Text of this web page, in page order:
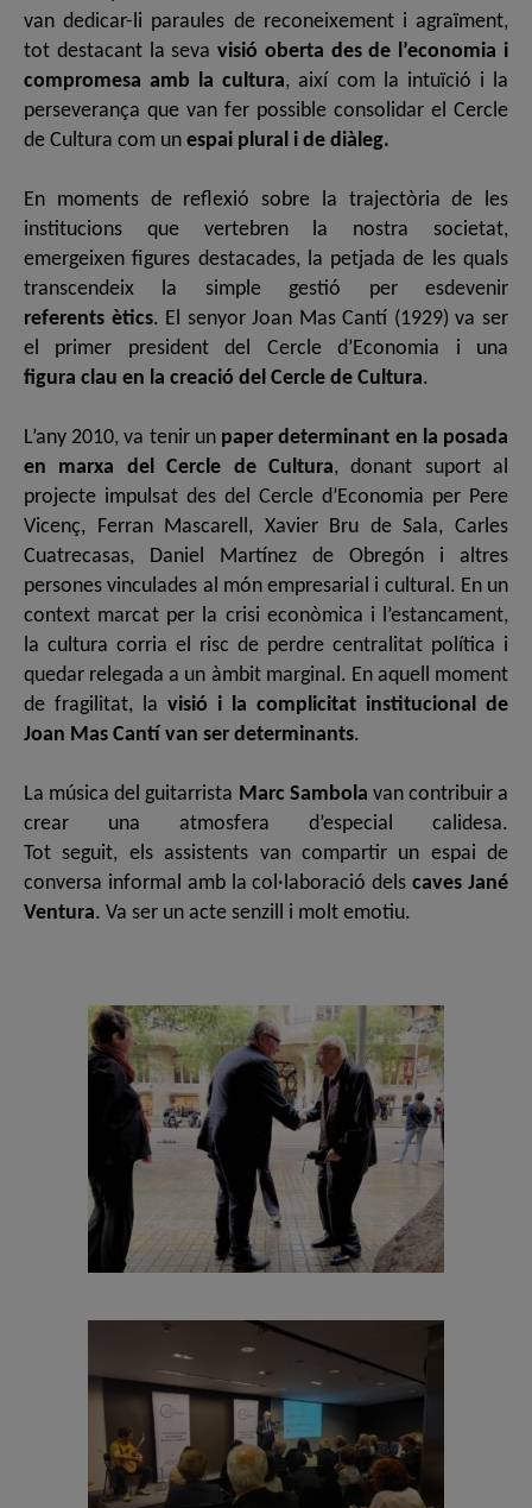
van dedicar-li paraules de reconeixement i agraïment,
tot destacant la sevavisió oberta des de l’economia i
compromesa amb la cultura, així com la intuïció i la
perseverança que van fer possible consolidar el Cercle
de Cultura com un espai plural i de diàleg.
En moments de reflexió sobre la trajectòria de les
institucions que vertebren la nostra societat,
emergeixen figures destacades, la petjada de les quals
transcendeix la simple gestió per esdevenir
referents ètics. El senyor Joan Mas Cantí (1929) va ser
el primer president del Cercle d’Economia i una
figura clau en la creació del Cercle de Cultura.
L’any 2010, va tenir un paper determinant en la posada
en marxa del Cercle de Cultura, donant suport al
projecte impulsat des del Cercle d’Economia per Pere
Vicenç, Ferran Mascarell, Xavier Bru de Sala, Carles
Cuatrecasas, Daniel Martínez de Obregón i altres
persones vinculades al món empresarial i cultural. En un
context marcat per la crisi econòmica i l’estancament,
la cultura corria el risc de perdre centralitat política i
quedar relegada a un àmbit marginal. En aquell moment
de fragilitat, la visió i la complicitat institucional de
Joan Mas Cantí van ser determinants.
La música del guitarrista Marc Sambola van contribuir a
crear una atmosfera d’especial calidesa.
Tot seguit, els assistents van compartir un espai de
conversa informal amb la col·laboració delscaves Jané
Ventura. Va ser un acte senzill i molt emotiu.